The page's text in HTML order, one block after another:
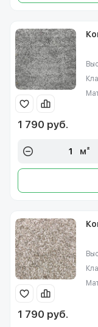
1 790 руб.
м²
1 790 руб.